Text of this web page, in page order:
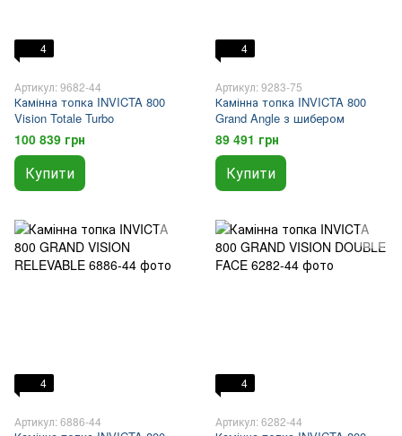
4
Артикул: 9682-44
Камінна топка INVICTA 800
Vision Totale Turbo
100 839 грн
Купити
4
Артикул: 9283-75
Камінна топка INVICTA 800
Grand Angle з шибером
89 491 грн
Купити
4
Артикул: 6886-44
4
Артикул: 6282-44